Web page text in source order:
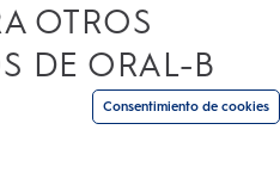
OTROS
DE ORAL-B
Consentimiento de cookies